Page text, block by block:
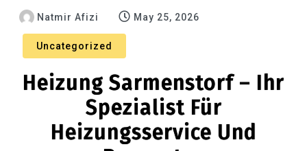
Natmir Afizi May 25, 2026
Uncategorized
Heizung Sarmenstorf – Ihr
Spezialist Für
Heizungsservice Und